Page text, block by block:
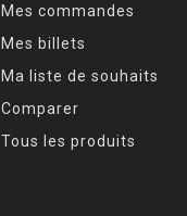
Mes commandes
Mes billets
Ma liste de souhaits
Comparer
Tous les produits